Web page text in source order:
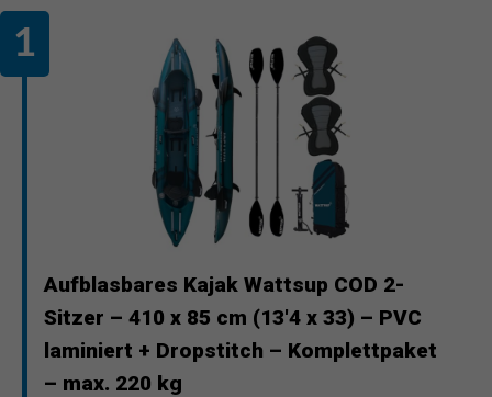
Aufblasbares Kajak Wattsup COD 2-
Sitzer – 410 x 85 cm (13'4 x 33) – PVC
laminiert + Dropstitch – Komplettpaket
– max. 220 kg